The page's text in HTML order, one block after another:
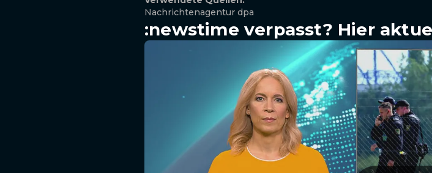
Nachrichtenagentur dpa
:newstime verpasst? Hier